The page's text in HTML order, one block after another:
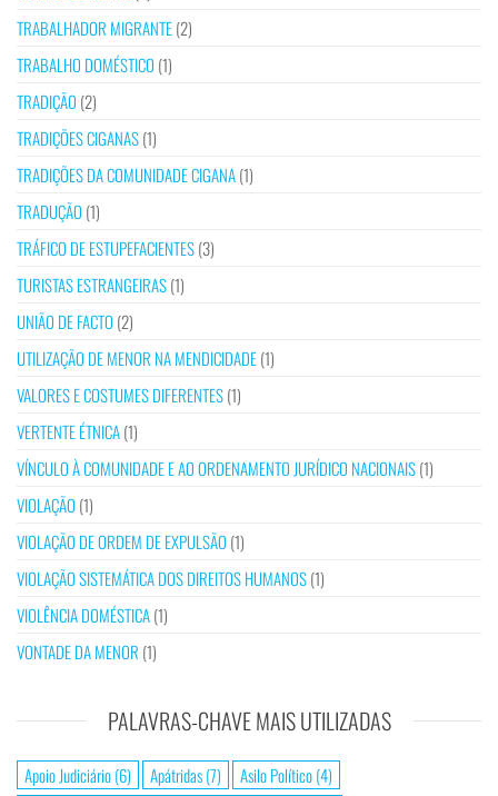
TRABALHADOR MIGRANTE(2)
TRABALHO DOMÉSTICO (1)
TRADIÇÃO (2)
TRADIÇÕES CIGANAS(1)
TRADIÇÕES DA COMUNIDADE CIGANA(1)
TRADUÇÃO (1)
TRÁFICO DE ESTUPEFACIENTES(3)
TURISTAS ESTRANGEIRAS(1)
UNIÃO DE FACTO (2)
UTILIZAÇÃO DE MENOR NA MENDICIDADE(1)
VALORES E COSTUMES DIFERENTES(1)
VERTENTE ÉTNICA(1)
VÍNCULO À COMUNIDADE E AO ORDENAMENTO JURÍDICO NACIONAIS(1)
VIOLAÇÃO (1)
VIOLAÇÃO DE ORDEM DE EXPULSÃO (1)
VIOLAÇÃO SISTEMÁTICA DOS DIREITOS HUMANOS(1)
VIOLÊNCIA DOMÉSTICA(1)
VONTADE DA MENOR (1)
PALAVRAS-CHAVE MAIS UTILIZADAS
Apoio Judiciário(6) Apátridas(7) Asilo Político(4)